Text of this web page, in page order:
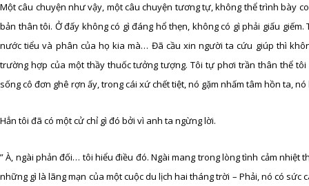
Một câu chuyện như vậy, một câu chuyện tương tự, không thể trình bày
bản thân tôi. Ở đấy không có gì đáng hổ thẹn, không có gì phải giấu
nước tiểu và phân của họ kia mà… Đã cầu xin người ta cứu giúp thì
trường hợp của một thầy thuốc tưởng tượng. Tôi tự phơi trần thân thể
sống cô đơn ghê rợn ấy, trong cái xứ chết tiệt, nó gặm nhấm tâm hồn ta,
Hẳn tôi đã có một cử chỉ gì đó bởi vì anh ta ngừng lời.
” À, ngài phản đối… tôi hiểu điều đó. Ngài mang trong lòng tình cảm
những gì là lãng mạn của một cuộc du lịch hai tháng trời – Phải, nó có